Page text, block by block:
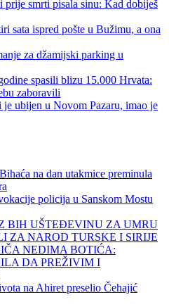
smrti pisala sinu: Kad dobiješ
sata ispred pošte u Bužimu, a ona
za džamijski parking u
spasili blizu 15.000 Hrvata:
zaboravili
ubijen u Novom Pazaru, imao je
na dan utakmice preminula
policija u Sanskom Mostu
BIH UŠTEĐEVINU ZA UMRU
ZA NAROD TURSKE I SIRIJE
NEDIMA BOTIĆA:
DA PREŽIVIM I
na Ahiret preselio Čehajić